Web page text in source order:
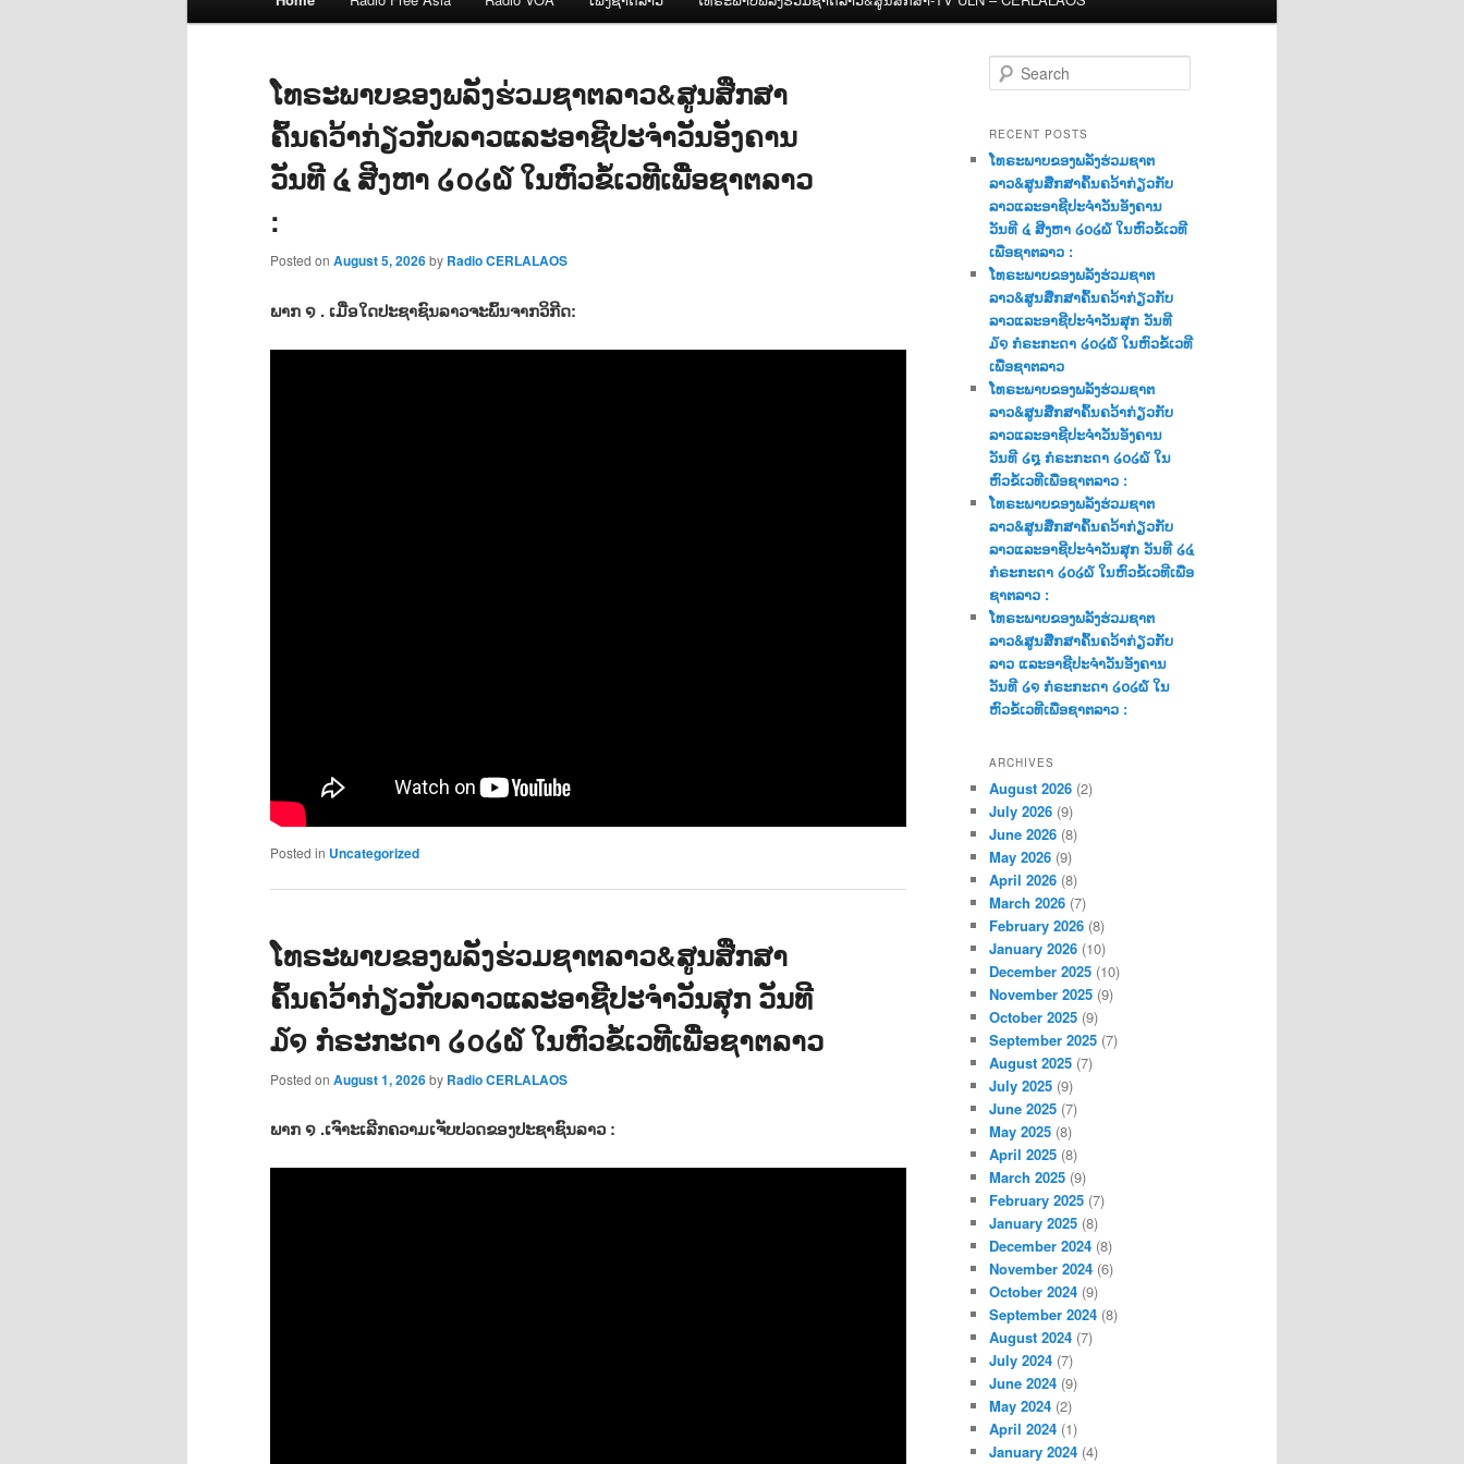
ໂທຣະພາບຂອງພລັງຮ່ວມຊາຕລາວ&ສູນສືກສາ
ຄົ້ນຄວ້າກ່ຽວກັບລາວແລະອາຊີປະຈຳວັນອັງຄານ
ວັນທີ ໔ ສີງຫາ ໒໐໒໖ ໃນຫົວຂໍ້ເວທີເພື່ອຊາຕລາວ
:
Posted on August 5, 2026by Radio CERLALAOS
ພາກ ໑ . ເມື່ອໃດປະຊາຊົນລາວຈະພົ້ນຈາກວິກີດ:
Posted in Uncategorized
ໂທຣະພາບຂອງພລັງຮ່ວມຊາຕລາວ&ສູນສືກສາ
ຄົ້ນຄວ້າກ່ຽວກັບລາວແລະອາຊີປະຈຳວັນສຸກ ວັນທີ
໓໑ ກໍຣະກະດາ ໒໐໒໖ ໃນຫົວຂໍ້ເວທີເພື່ອຊາຕລາວ
Posted on August 1, 2026by Radio CERLALAOS
ພາກ ໑ .ເຈົາະເລີກຄວາມເຈັບປວດຂອງປະຊາຊົນລາວ :
e
r
c
h
RECENT POSTS
ໂທຣະພາບຂອງພລັງຮ່ວມຊາຕ
ລາວ&ສູນສືກສາຄົ້ນຄວ້າກ່ຽວກັບ
ລາວແລະອາຊີປະຈຳວັນອັງຄານ
ວັນທີ ໔ ສີງຫາ ໒໐໒໖ ໃນຫົວຂໍ້ເວທີ
ເພື່ອຊາຕລາວ :
ໂທຣະພາບຂອງພລັງຮ່ວມຊາຕ
ລາວ&ສູນສືກສາຄົ້ນຄວ້າກ່ຽວກັບ
ລາວແລະອາຊີປະຈຳວັນສຸກ ວັນທີ
໓໑ ກໍຣະກະດາ ໒໐໒໖ ໃນຫົວຂໍ້ເວທີ
ເພື່ອຊາຕລາວ
ໂທຣະພາບຂອງພລັງຮ່ວມຊາຕ
ລາວ&ສູນສືກສາຄົ້ນຄວ້າກ່ຽວກັບ
ລາວແລະອາຊີປະຈຳວັນອັງຄານ
ວັນທີ ໒໘ ກໍຣະກະດາ ໒໐໒໖ ໃນ
ຫົວຂໍ້ເວທີເພື່ອຊາຕລາວ :
ໂທຣະພາບຂອງພລັງຮ່ວມຊາຕ
ລາວ&ສູນສືກສາຄົ້ນຄວ້າກ່ຽວກັບ
ລາວແລະອາຊີປະຈຳວັນສຸກ ວັນທີ ໒໔
ກໍຣະກະດາ ໒໐໒໖ ໃນຫົວຂໍ້ເວທີເພື່ອ
ຊາຕລາວ :
ໂທຣະພາບຂອງພລັງຮ່ວມຊາຕ
ລາວ&ສູນສືກສາຄົ້ນຄວ້າກ່ຽວກັບ
ລາວ ແລະອາຊີປະຈຳວັນອັງຄານ
ວັນທີ ໒໑ ກໍຣະກະດາ ໒໐໒໖ ໃນ
ຫົວຂໍ້ເວທີເພື່ອຊາຕລາວ :
ARCHIVES
August 2026 (2)
July 2026 (9)
June 2026 (8)
May 2026 (9)
April 2026 (8)
March 2026 (7)
February 2026 (8)
January 2026 (10)
December 2025 (10)
November 2025 (9)
October 2025 (9)
September 2025 (7)
August 2025 (7)
July 2025 (9)
June 2025 (7)
May 2025 (8)
April 2025 (8)
March 2025 (9)
February 2025 (7)
January 2025 (8)
December 2024 (8)
November 2024 (6)
October 2024 (9)
September 2024 (8)
August 2024 (7)
July 2024 (7)
June 2024 (9)
May 2024 (2)
April 2024 (1)
January 2024 (4)